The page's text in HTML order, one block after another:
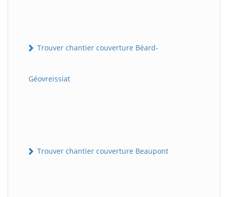
Trouver chantier couverture Béard-
Géovreissiat
Trouver chantier couverture Beaupont